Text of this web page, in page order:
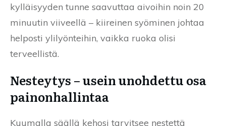
kylläisyyden tunne saavuttaa aivoihin noin 20
minuutin viiveellä – kiireinen syöminen johtaa
helposti ylilyönteihin, vaikka ruoka olisi
terveellistä.
Nesteytys – usein unohdettu osa
painonhallintaa
Kuumalla säällä kehosi tarvitsee nestettä